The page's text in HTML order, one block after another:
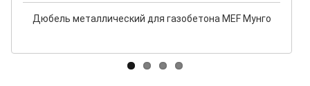
Дюбель металлический для газобетона MEF Мунго